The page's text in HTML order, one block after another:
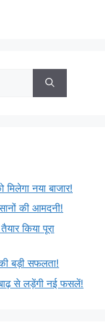
नया बाजार!
की आमदनी!
किया पूरा
बड़ी सफलता!
से लड़ेंगी नई फसलें!